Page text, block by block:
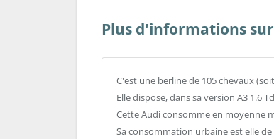
Plus d'informations sur
C'est une berline de 105 chevaux
Elle dispose, dans sa version A3 1.6
Cette Audi consomme en moyenne
Sa consommation urbaine est elle